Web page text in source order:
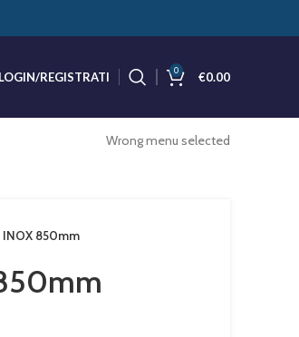
LOGIN/REGISTRATI 0 €0.00
Wrong menu selected
INOX 850mm